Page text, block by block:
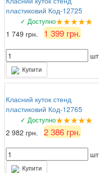
пластиковий Код-12725
✓ Доступно★★★★★
1 749 грн. 1 399 грн.
шт
Купити
Класний куток стенд
пластиковий Код-12765
✓ Доступно★★★★★
2 982 грн. 2 386 грн.
шт
Купити